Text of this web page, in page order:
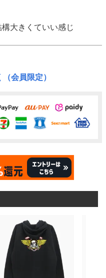
大きくていい感じ
会員限定）